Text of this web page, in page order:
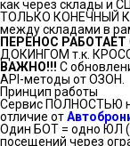
как через склады и
ТОЛЬКО КОНЕЧНЫЙ
между складами в
ПЕРЕНОС РАБОТАЕТ
ДОКИНГОМ т.к.
ВАЖНО!!! С
API-методы от ОЗОН.
Принцип работы
Сервис ПОЛНОСТЬЮ
отличие от
Один БОТ = одно ЮЛ
посещений через